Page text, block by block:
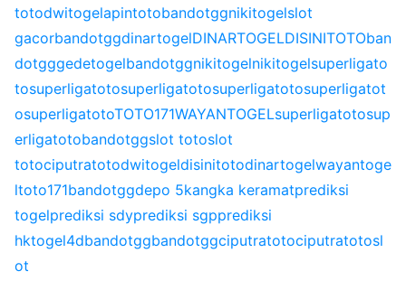
totodwitogelapintotobandotggnikitogelslot
gacorbandotggdinartogelDINARTOGELDISINITOTOban
dotgggedetogelbandotggnikitogelnikitogelsuperligato
tosuperligatotosuperligatotosuperligatotosuperligatot
osuperligatotoTOTO171WAYANTOGELsuperligatotosup
erligatotobandotggslot totoslot
totociputratotodwitogeldisinitotodinartogelwayantoge
ltoto171bandotggdepo 5kangka keramatprediksi
togelprediksi sdyprediksi sgpprediksi
hktogel4dbandotggbandotggciputratotociputratotosl
ot